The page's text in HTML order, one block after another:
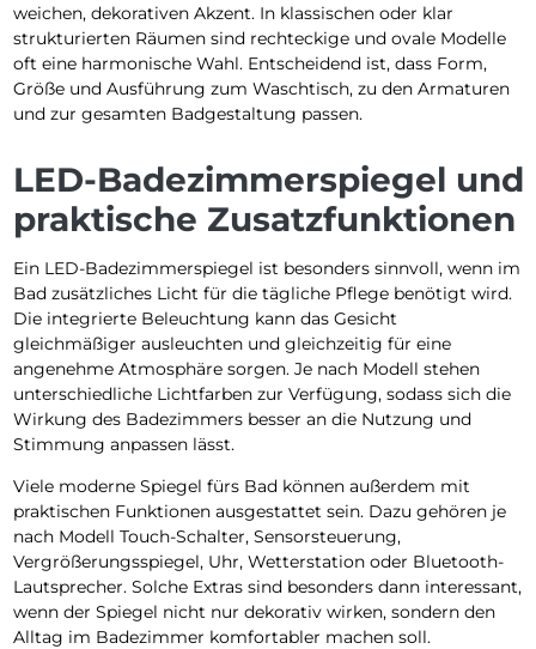
weichen, dekorativen Akzent. In klassischen oder klar
strukturierten Räumen sind rechteckige und ovale Modelle
oft eine harmonische Wahl. Entscheidend ist, dass Form,
Größe und Ausführung zum Waschtisch, zu den Armaturen
und zur gesamten Badgestaltung passen.
LED-Badezimmerspiegel und
praktische Zusatzfunktionen
Ein LED-Badezimmerspiegel ist besonders sinnvoll, wenn im
Bad zusätzliches Licht für die tägliche Pflege benötigt wird.
Die integrierte Beleuchtung kann das Gesicht
gleichmäßiger ausleuchten und gleichzeitig für eine
angenehme Atmosphäre sorgen. Je nach Modell stehen
unterschiedliche Lichtfarben zur Verfügung, sodass sich die
Wirkung des Badezimmers besser an die Nutzung und
Stimmung anpassen lässt.
Viele moderne Spiegel fürs Bad können außerdem mit
praktischen Funktionen ausgestattet sein. Dazu gehören je
nach Modell Touch-Schalter, Sensorsteuerung,
Vergrößerungsspiegel, Uhr, Wetterstation oder Bluetooth-
Lautsprecher. Solche Extras sind besonders dann interessant,
wenn der Spiegel nicht nur dekorativ wirken, sondern den
Alltag im Badezimmer komfortabler machen soll.